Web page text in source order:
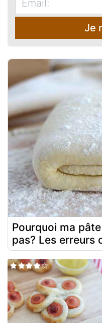
Je
Pourquoi ma
pas? Les erreurs